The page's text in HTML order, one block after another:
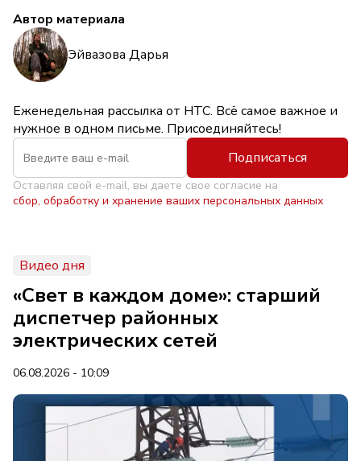
Автор материала
Эйвазова Дарья
Еженедельная рассылка от НТС. Всё самое важное и
нужное в одном письме. Присоединяйтесь!
Подписаться
Оставляя свой e-mail, вы даете свое согласие на
сбор, обработку и хранение ваших персональных данных
Видео дня
«Свет в каждом доме»: старший
диспетчер районных
электрических сетей
06.08.2026 - 10:09